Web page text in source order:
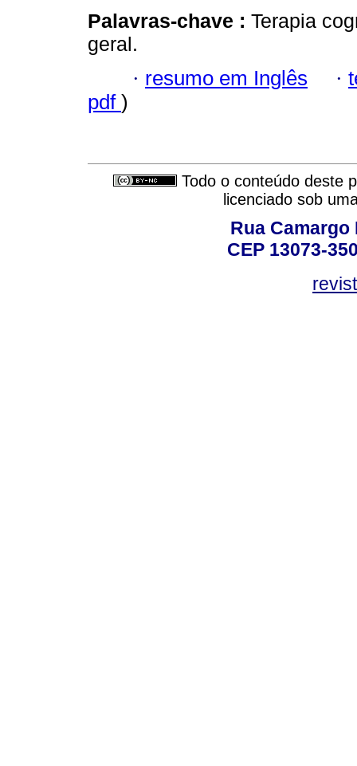
Palavras-chave : Terapia
geral.
· resumo em Inglês ·
pdf )
Todo o conteúdo deste
licenciado sob
Rua Camargo
CEP 13073-